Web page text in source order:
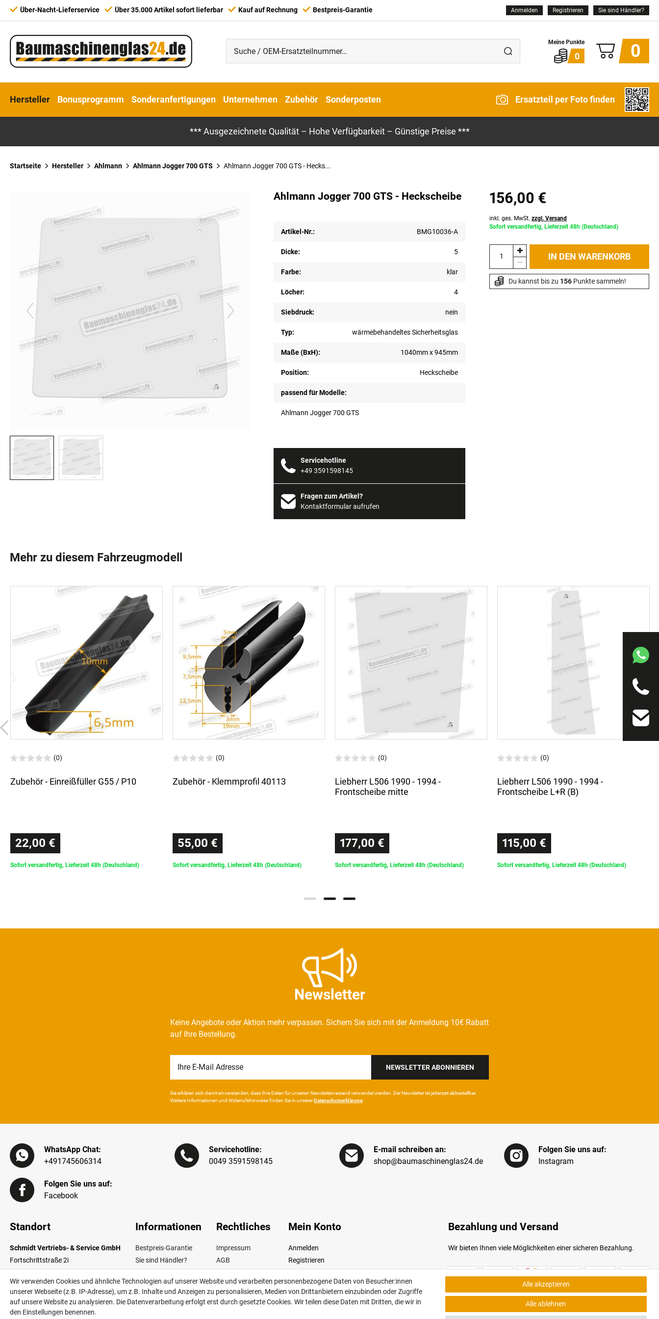
Über-Nacht-Lieferservice Über 35.000 Artikel sofort lieferbar Kauf auf Rechnung Bestpreis-Garantie Anmelden Registrieren Sie sind Händler?
0 0
Hersteller Bonusprogramm Sonderanfertigungen Unternehmen Zubehör Sonderposten Ersatzteil per Foto finden
*** Ausgezeichnete Qualität – Hohe Verfügbarkeit – Günstige Preise ***
Startseite Hersteller Ahlmann Ahlmann Jogger 700 GTS Ahlmann Jogger 700 GTS - Hecks...
Ahlmann Jogger 700 GTS - Heckscheibe
Artikel-Nr.: BMG10036-A
Dicke: 5
Farbe: klar
Löcher: 4
Siebdruck: nein
Typ: wärmebehandeltes Sicherheitsglas
Maße (BxH): 1040mm x 945mm
Position: Heckscheibe
passend für Modelle:
Ahlmann Jogger 700 GTS
Servicehotline
+49 3591598145
Fragen zum Artikel?
Kontaktformular aufrufen
156,00 €
inkl. ges. MwSt. zzgl. Versand
Sofort versandfertig, Lieferzeit 48h (Deutschland)
IN DEN WARENKORB
Du kannst bis zu 156 Punkte sammeln!
Mehr zu diesem Fahrzeugmodell
(0)
Zubehör - Einreißfüller G55 / P10
22,00 €
Sofort versandfertig, Lieferzeit 48h (Deutschland)
(0)
Zubehör - Klemmprofil 40113
55,00 €
Sofort versandfertig, Lieferzeit 48h (Deutschland)
(0)
Liebherr L506 1990 - 1994 -
Frontscheibe mitte
177,00 €
Sofort versandfertig, Lieferzeit 48h (Deutschland)
(0)
Liebherr L506 1990 - 1994 -
Frontscheibe L+R (B)
115,00 €
Sofort versandfertig, Lieferzeit 48h (Deutschland)
Newsletter
Keine Angebote oder Aktion mehr verpassen. Sichern Sie sich mit der Anmeldung 10€ Rabatt
auf Ihre Bestellung.
Honig
NEWSLETTER ABONNIEREN
Sie erklären sich damit ein­ver­standen, dass Ihre Da­ten für unseren News­letter­versand ver­wen­det werden. Der News­letter ist jeder­zeit ab­bestel­lbar.
Weitere Infor­mationen und Wider­rufshin­weise finden Sie in unsererDaten­schutz­erklärung
WhatsApp Chat:
+491745606314
Servicehotline:
0049 3591598145
E-mail schreiben an:
shop@baumaschinenglas24.de
Folgen Sie uns auf:
Instagram
Folgen Sie uns auf:
Facebook
Standort
Schmidt Vertriebs- & Service GmbH
Fortschrittstraße 2i
Germany
Informationen
Bestpreis-Garantie
Sie sind Händler?
Lieferinformationen
Rechtliches
Impressum
AGB
Datenschutz
Vertrag widerrufen
Mein Konto
Anmelden
Registrieren
Bezahlung und Versand
Wir bieten Ihnen viele Möglichkeiten einer sicheren Bezahlung.
Wir verwenden Cookies und ähnliche Technologien auf unserer Website und verarbeiten personenbezogene Daten von Besucher:innen
unserer Webseite (z.B. IP-Adresse), um z.B. Inhalte und Anzeigen zu personalisieren, Medien von Drittanbietern einzubinden oder Zugriffe
auf unsere Website zu analysieren. Die Datenverarbeitung erfolgt erst durch gesetzte Cookies. Wir teilen diese Daten mit Dritten, die wir in
den Einstellungen benennen.
Alle akzeptieren
Alle ablehnen